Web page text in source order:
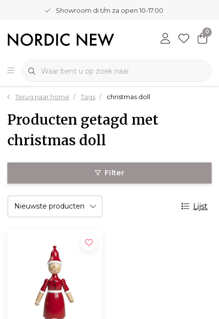
Showroom di t/m za open 10-17.00
0
Terug naar home Tags christmas doll
Producten getagd met
christmas doll
Filter
Lijst